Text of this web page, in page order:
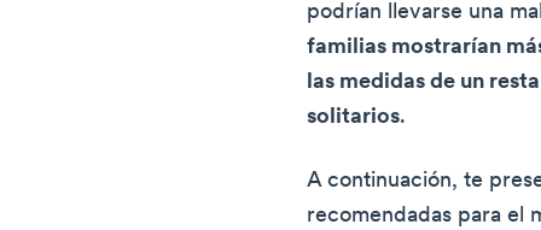
podrían llevarse una
familias mostrarían
las medidas de un
solitarios.
A continuación, te
recomendadas para el